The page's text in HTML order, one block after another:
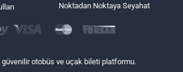
Noktadan Noktaya Seyahat
güvenilir otobüs ve uçak bileti platformu.